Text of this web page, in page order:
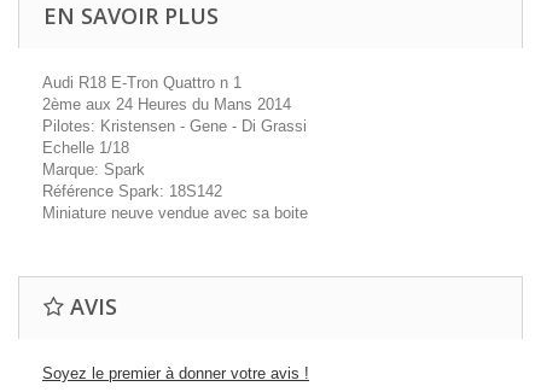
EN SAVOIR PLUS
Audi R18 E-Tron Quattro n 1
2ème aux 24 Heures du Mans 2014
Pilotes: Kristensen - Gene - Di Grassi
Echelle 1/18
Marque: Spark
Référence Spark: 18S142
Miniature neuve vendue avec sa boite
AVIS
Soyez le premier à donner votre avis !